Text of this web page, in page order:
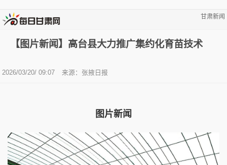
甘肃新闻
【图片新闻】高台县大力推广集约化育苗技术
2026/03/20/ 09:07 来源：张掖日报
图片新闻